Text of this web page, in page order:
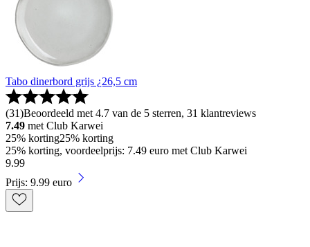
Tabo dinerbord grijs ¿26,5 cm
(31)Beoordeeld met 4.7 van de 5 sterren, 31 klantreviews
7.49 met Club Karwei
25% korting25% korting
25% korting, voordeelprijs: 7.49 euro met Club Karwei
9.99
Prijs: 9.99 euro